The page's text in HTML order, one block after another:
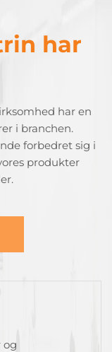
har
har en
i branchen.
forbedret sig i
produkter
og